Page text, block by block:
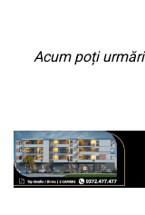
Acum poți